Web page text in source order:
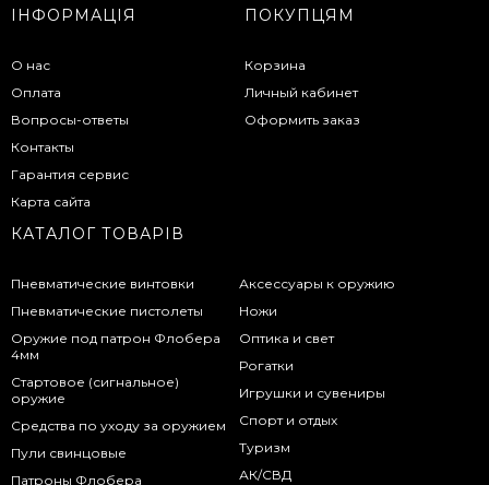
ІНФОРМАЦІЯ
О нас
Оплата
Вопросы-ответы
Контакты
Гарантия сервис
Карта сайта
ПОКУПЦЯМ
Корзина
Личный кабинет
Оформить заказ
КАТАЛОГ ТОВАРІВ
Пневматические винтовки
Пневматические пистолеты
Оружие под патрон Флобера
4мм
Стартовое (сигнальное)
оружие
Средства по уходу за оружием
Пули свинцовые
Патроны Флобера
Аксессуары к оружию
Ножи
Оптика и свет
Рогатки
Игрушки и сувениры
Спорт и отдых
Туризм
АК/СВД